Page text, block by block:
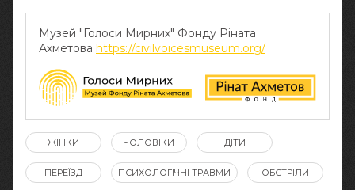
Музей "Голоси Мирних" Фонду Ріната
Ахметова https://civilvoicesmuseum.org/
ЖІНКИ ЧОЛОВІКИ ДІТИ
ПЕРЕЇЗД ПСИХОЛОГІЧНІ ТРАВМИ ОБСТРІЛИ